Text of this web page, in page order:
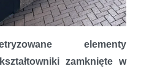
elementy
zamknięte w